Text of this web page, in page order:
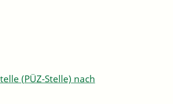
(PÜZ-Stelle) nach